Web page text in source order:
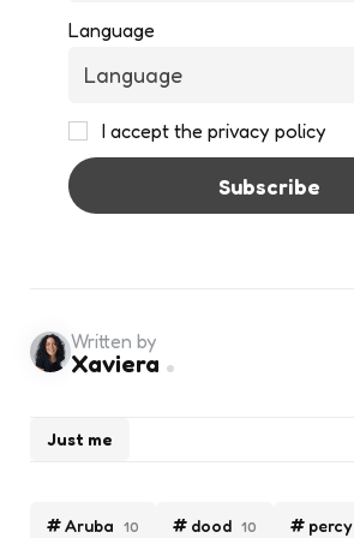
Language
I accept the privacy policy
Aruba 10 dood 10 percy
Just me
Written by
Xaviera